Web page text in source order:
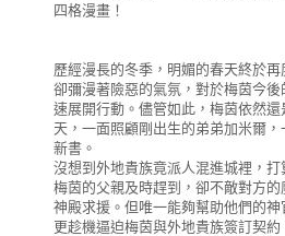
四格漫畫！
歷經漫長的冬季，明媚的春天終於
卻彌漫著險惡的氣氛，對於梅茵今
速展開行動。儘管如此，梅茵依然
天，一面照顧剛出生的弟弟加米爾
新書。
沒想到外地貴族竟派人混進城裡，
梅茵的父親及時趕到，卻不敵對方
神殿求援。但唯一能夠幫助他們的
更趁機逼迫梅茵與外地貴族簽訂契